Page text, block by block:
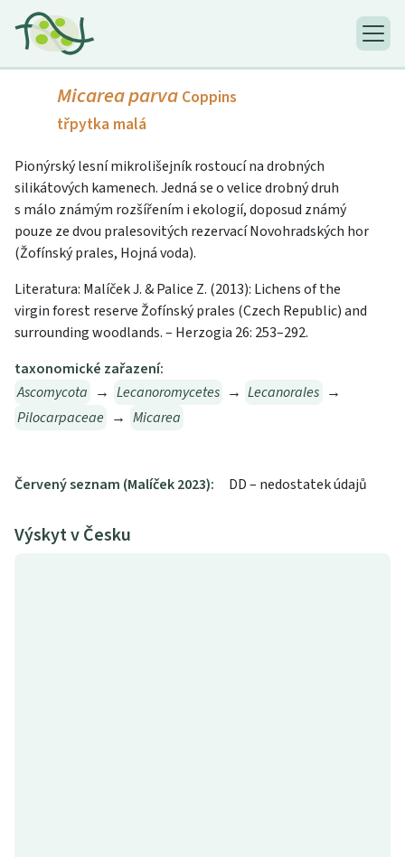
Micarea parva Coppins
třpytka malá
Pionýrský lesní mikrolišejník rostoucí na drobných
silikátových kamenech. Jedná se o velice drobný druh
s málo známým rozšířením i ekologií, doposud známý
pouze ze dvou pralesovitých rezervací Novohradských hor
(Žofínský prales, Hojná voda).
Literatura: Malíček J. & Palice Z. (2013): Lichens of the
virgin forest reserve Žofínský prales (Czech Republic) and
surrounding woodlands. – Herzogia 26: 253–292.
taxonomické zařazení:
Ascomycota → Lecanoromycetes → Lecanorales →
Pilocarpaceae → Micarea
Červený seznam (Malíček 2023): DD – nedostatek údajů
Výskyt v Česku